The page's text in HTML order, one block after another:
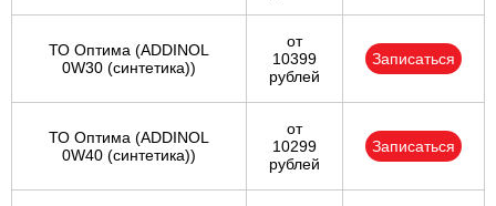
ТО Оптима (ADDINOL
0W30 (синтетика))
от
10399
рублей
Записаться
ТО Оптима (ADDINOL
0W40 (синтетика))
от
10299
рублей
Записаться